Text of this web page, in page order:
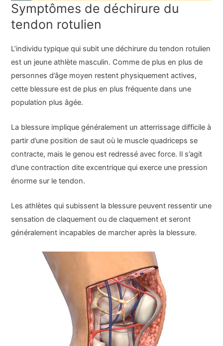
Symptômes de déchirure du
tendon rotulien
L’individu typique qui subit une déchirure du tendon rotulien
est un jeune athlète masculin. Comme de plus en plus de
personnes d’âge moyen restent physiquement actives,
cette blessure est de plus en plus fréquente dans une
population plus âgée.
La blessure implique généralement un atterrissage difficile à
partir d’une position de saut où le muscle quadriceps se
contracte, mais le genou est redressé avec force. Il s’agit
d’une contraction dite excentrique qui exerce une pression
énorme sur le tendon.
Les athlètes qui subissent la blessure peuvent ressentir une
sensation de claquement ou de claquement et seront
généralement incapables de marcher après la blessure.